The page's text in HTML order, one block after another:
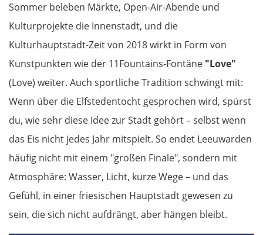
Sommer beleben Märkte, Open-Air-Abende und
Kulturprojekte die Innenstadt, und die
Kulturhauptstadt-Zeit von 2018 wirkt in Form von
Kunstpunkten wie der 11Fountains-Fontäne "Love"
(Love) weiter. Auch sportliche Tradition schwingt mit:
Wenn über die Elfstedentocht gesprochen wird, spürst
du, wie sehr diese Idee zur Stadt gehört – selbst wenn
das Eis nicht jedes Jahr mitspielt. So endet Leeuwarden
häufig nicht mit einem "großen Finale", sondern mit
Atmosphäre: Wasser, Licht, kurze Wege – und das
Gefühl, in einer friesischen Hauptstadt gewesen zu
sein, die sich nicht aufdrängt, aber hängen bleibt.
Termoli
Vieste
Salerno
Pompeji
Neapel